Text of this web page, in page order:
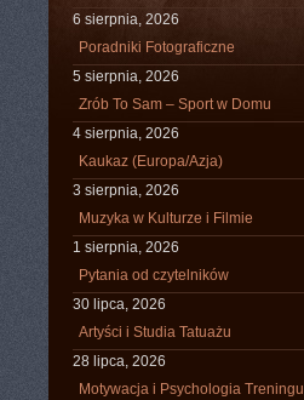
6 sierpnia, 2026
Poradniki Fotograficzne
5 sierpnia, 2026
Zrób To Sam – Sport w Domu
4 sierpnia, 2026
Kaukaz (Europa/Azja)
3 sierpnia, 2026
Muzyka w Kulturze i Filmie
1 sierpnia, 2026
Pytania od czytelników
30 lipca, 2026
Artyści i Studia Tatuażu
28 lipca, 2026
Motywacja i Psychologia Treningu